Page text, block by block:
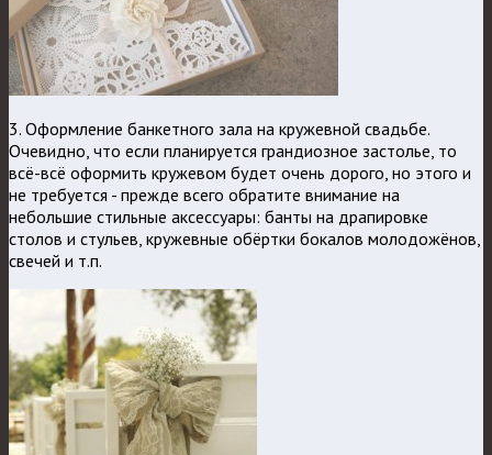
3. Оформление банкетного зала на кружевной свадьбе.
Очевидно, что если планируется грандиозное застолье, то
всё-всё оформить кружевом будет очень дорого, но этого и
не требуется - прежде всего обратите внимание на
небольшие стильные аксессуары: банты на драпировке
столов и стульев, кружевные обёртки бокалов молодожёнов,
свечей и т.п.